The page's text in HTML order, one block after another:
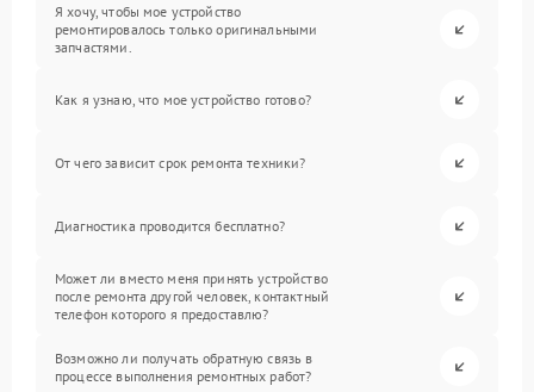
Я хочу, чтобы мое устройство
ремонтировалось только оригинальными
запчастями.
Как я узнаю, что мое устройство готово?
От чего зависит срок ремонта техники?
Диагностика проводится бесплатно?
Может ли вместо меня принять устройство
после ремонта другой человек, контактный
телефон которого я предоставлю?
Возможно ли получать обратную связь в
процессе выполнения ремонтных работ?